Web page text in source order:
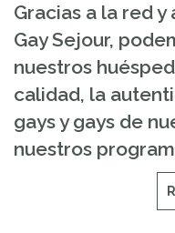
Gracias a la red
Gay Sejour,
nuestros
calidad, la
gays y gays de
nuestros